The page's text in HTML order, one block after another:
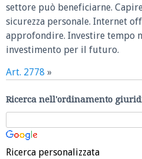
settore può beneficiarne.
sicurezza personale. Internet
approfondire. Investire tempo
investimento per il futuro.
Art. 2778 »
Ricerca nell'ordinamento
Ricerca personalizzata